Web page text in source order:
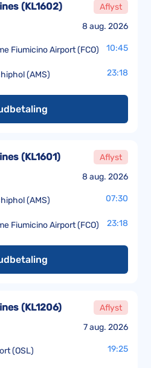
8 aug. 2026
(KL1602) Aflyst
Fiumicino Airport (FCO) 10:45
(AMS) 23:18
8 aug. 2026
(KL1601) Aflyst
(AMS) 07:30
Fiumicino Airport (FCO) 23:18
7 aug. 2026
(KL1206) Aflyst
(OSL) 19:25